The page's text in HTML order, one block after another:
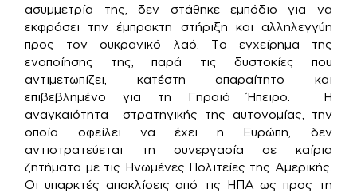
ασυμμετρία της, δεν στάθηκε εμπόδιο για να
εκφράσει την έμπρακτη στήριξη και αλληλεγγύη
προς τον ουκρανικό λαό. Το εγχείρημα της
ενοποίησης της, παρά τις δυστοκίες που
αντιμετωπίζει, κατέστη απαραίτητο και
επιβεβλημένο για τη Γηραιά Ήπειρο. Η
αναγκαιότητα στρατηγικής της αυτονομίας, την
οποία οφείλει να έχει η Ευρώπη, δεν
αντιστρατεύεται τη συνεργασία σε καίρια
ζητήματα με τις Ηνωμένες Πολιτείες της Αμερικής.
Οι υπαρκτές αποκλίσεις από τις ΗΠΑ ως προς τη